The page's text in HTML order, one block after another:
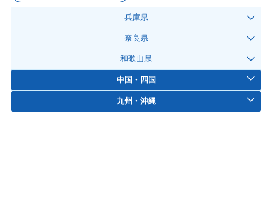
兵庫県
奈良県
和歌山県
中国・四国
九州・沖縄